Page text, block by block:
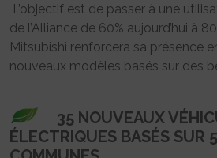
L’objectif est de passer à une
de l’Alliance de 60% aujourd’hui à
Mitsubishi renforcera sa présence
nouveaux modèles basés sur des
35 NOUVEAUX
ÉLECTRIQUES BASÉS SUR